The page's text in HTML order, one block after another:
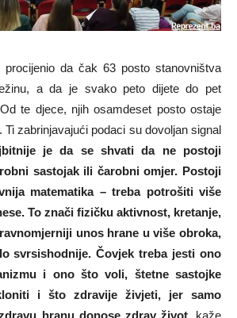
da čak 63 posto stanovništva
a da je svako peto dijete do pet
te djece, njih osamdeset posto ostaje
Ti zabrinjavajući podaci su dovoljan signal
je da se shvati da ne postoji
sastojak ili čarobni omjer. Postoji
matematika – treba potrošiti više
To znači fizičku aktivnost, kretanje,
unos hrane u više obroka,
svrsishodnije. Čovjek treba jesti ono
i ono što voli, štetne sastojke
i što zdravije živjeti, jer samo
hranu donose zdrav život, kaže